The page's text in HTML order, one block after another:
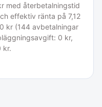
med återbetalningstid
effektiv ränta på 7,12
kr (144 avbetalningar
0 kr,
kr.